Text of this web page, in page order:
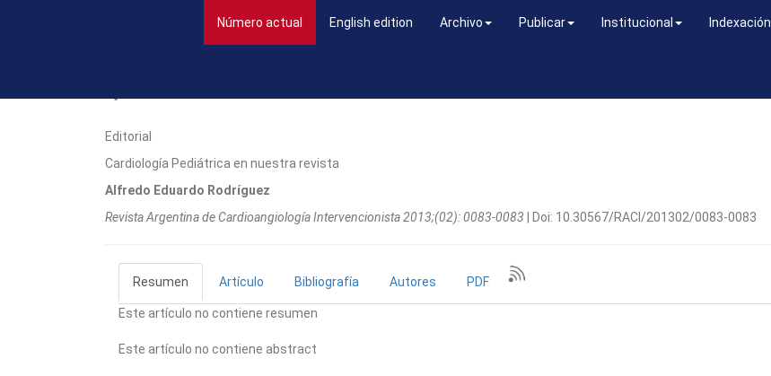
Número actual (current)English edition Archivo Publicar Institucional Indexación
Editorial
Cardiología Pediátrica en nuestra revista
Alfredo Eduardo Rodríguez
Revista Argentina de Cardioangiologí­a Intervencionista 2013;(02): 0083-0083 | Doi: 10.30567/RACI/201302/0083-0083
Resumen Artículo Bibliografía Autores PDF
Este artículo no contiene resumen
Este artículo no contiene abstract